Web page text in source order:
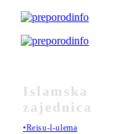
Islamska
zajednica
•Reisu-l-ulema